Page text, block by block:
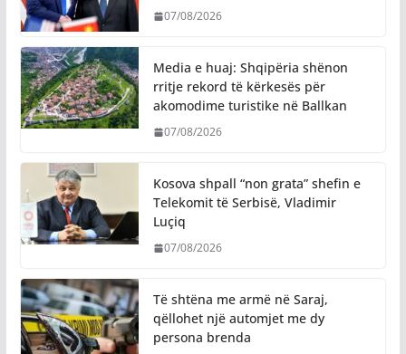
07/08/2026
Media e huaj: Shqipëria shënon
rritje rekord të kërkesës për
akomodime turistike në Ballkan
07/08/2026
Kosova shpall “non grata” shefin e
Telekomit të Serbisë, Vladimir
Luçiq
07/08/2026
Të shtëna me armë në Saraj,
qëllohet një automjet me dy
persona brenda